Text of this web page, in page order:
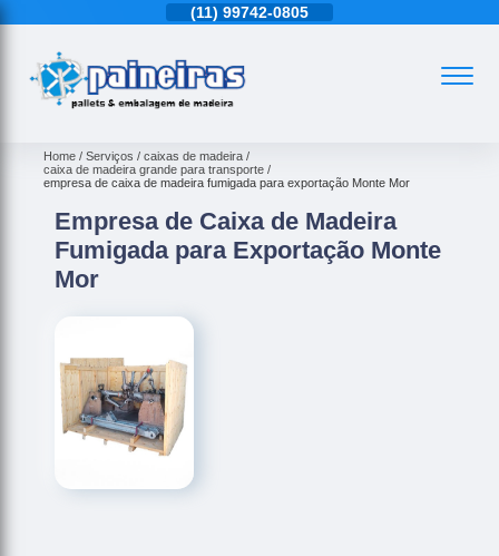
(11) 99742-0805
Home Serviços
caixas de madeira
caixa de madeira grande para transporte
empresa de caixa de madeira fumigada para exportação Monte Mor
Empresa de Caixa de Madeira
Fumigada para Exportação Monte
Mor